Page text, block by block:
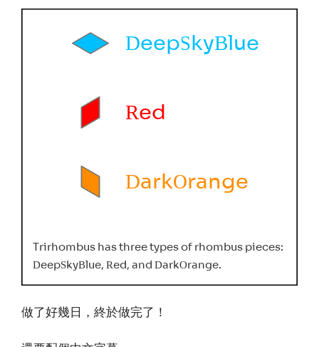
做了好幾日，終於做完了！